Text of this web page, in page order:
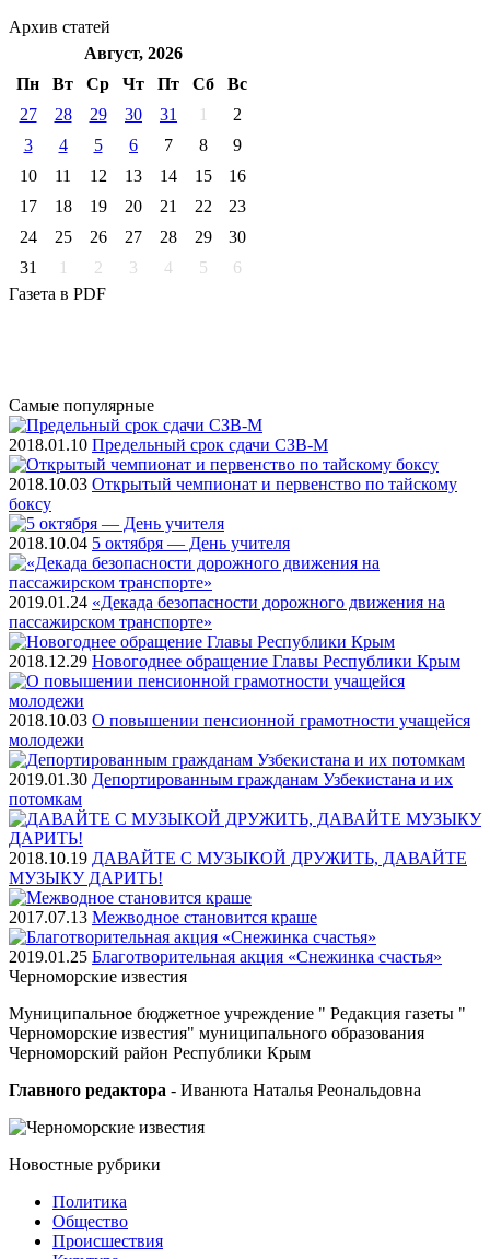
Архив статей
Август, 2026
Пн
Вт Ср Чт Пт Cб
Вс
27
28 29 30 31 1
2
3
4 5 6 7 8
9
10
11 12 13 14 15
16
17
18 19 20 21 22
23
24
25 26 27 28 29
30
31
1 2 3 4 5
6
Газета в PDF
Самые популярные
2018.01.10 Предельный срок сдачи СЗВ-М
2018.10.03 Открытый чемпионат и первенство по тайскому
боксу
2018.10.04 5 октября — День учителя
2019.01.24 «Декада безопасности дорожного движения на
пассажирском транспорте»
2018.12.29 Новогоднее обращение Главы Республики Крым
2018.10.03 О повышении пенсионной грамотности учащейся
молодежи
2019.01.30 Депортированным гражданам Узбекистана и их
потомкам
2018.10.19 ДАВАЙТЕ С МУЗЫКОЙ ДРУЖИТЬ, ДАВАЙТЕ
МУЗЫКУ ДАРИТЬ!
2017.07.13 Межводное становится краше
2019.01.25 Благотворительная акция «Снежинка счастья»
Черноморские известия
Муниципальное бюджетное учреждение " Редакция газеты "
Черноморские известия" муниципального образования
Черноморский район Республики Крым
Главного редактора - Иванюта Наталья Реональдовна
Новостные рубрики
Политика
Общество
Проиcшествия